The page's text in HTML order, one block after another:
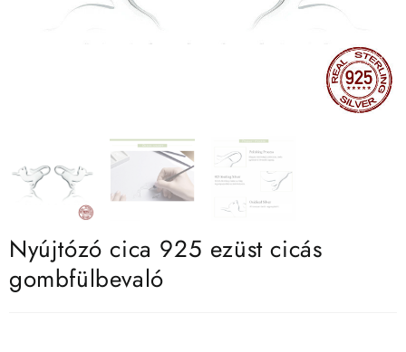
Nyújtózó cica 925 ezüst cicás
gombfülbevaló